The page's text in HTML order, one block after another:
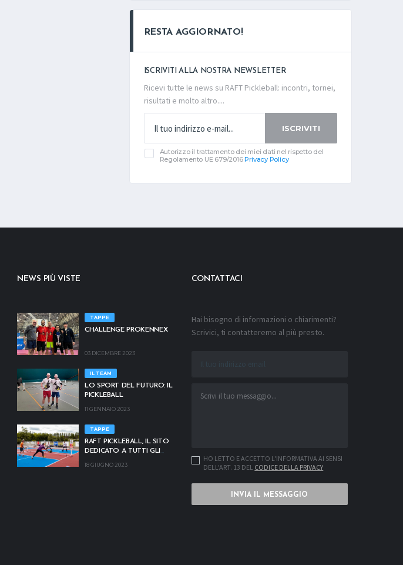
RESTA AGGIORNATO!
ISCRIVITI ALLA NOSTRA NEWSLETTER
Ricevi tutte le news su RAFT Pickleball: incontri, tornei,
risultati e molto altro....
ISCRIVITI
Autorizzo il trattamento dei miei dati nel rispetto del
Regolamento UE 679/2016Privacy Policy
NEWS PIÙ VISTE
TAPPE
CHALLENGE PROKENNEX
03 DICEMBRE 2023
IL TEAM
LO SPORT DEL FUTURO: IL
PICKLEBALL
11 GENNAIO 2023
TAPPE
RAFT PICKLEBALL, IL SITO
DEDICATO A TUTTI GLI
18 GIUGNO 2023
CONTATTACI
Hai bisogno di informazioni o chiarimenti?
Scrivici, ti contatteremo al più presto.
HO LETTO E ACCETTO L'INFORMATIVA AI SENSI
DELL'ART. 13 DEL CODICE DELLA PRIVACY
INVIA IL MESSAGGIO